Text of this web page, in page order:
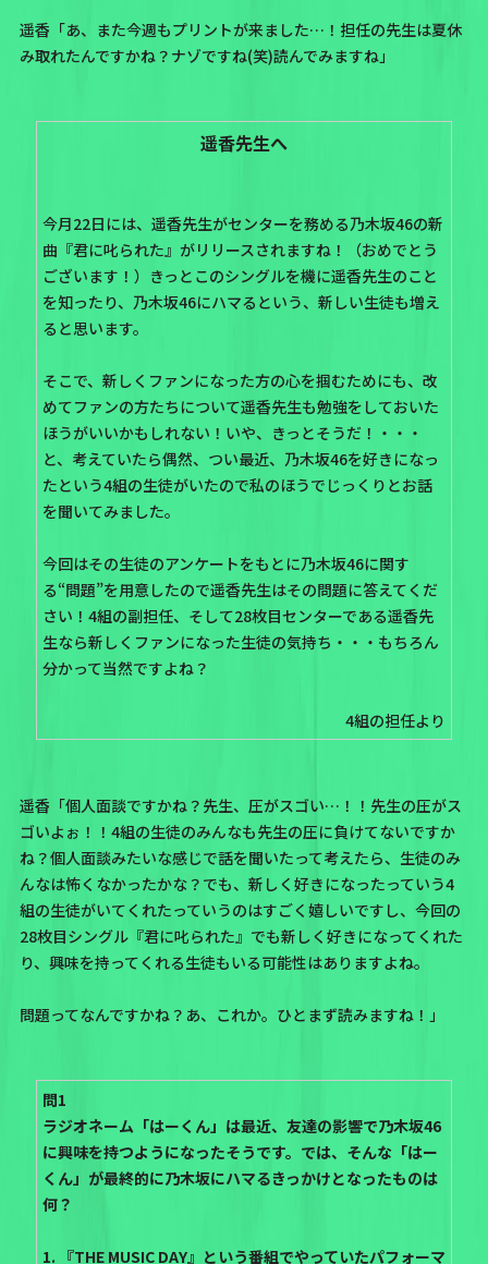
遥香「あ、また今週もプリントが来ました…！担任の先生は夏休
み取れたんですかね？ナゾですね(笑)読んでみますね」
遥香先生へ
今月22日には、遥香先生がセンターを務める乃木坂46の新
曲『君に叱られた』がリリースされますね！（おめでとう
ございます！）きっとこのシングルを機に遥香先生のこと
を知ったり、乃木坂46にハマるという、新しい生徒も増え
ると思います。
そこで、新しくファンになった方の心を掴むためにも、改
めてファンの方たちについて遥香先生も勉強をしておいた
ほうがいいかもしれない！いや、きっとそうだ！・・・
と、考えていたら偶然、つい最近、乃木坂46を好きになっ
たという4組の生徒がいたので私のほうでじっくりとお話
を聞いてみました。
今回はその生徒のアンケートをもとに乃木坂46に関す
る“問題”を用意したので遥香先生はその問題に答えてくだ
さい！4組の副担任、そして28枚目センターである遥香先
生なら新しくファンになった生徒の気持ち・・・もちろん
分かって当然ですよね？
4組の担任より
遥香「個人面談ですかね？先生、圧がスゴい…！！先生の圧がス
ゴいよぉ！！4組の生徒のみんなも先生の圧に負けてないですか
ね？個人面談みたいな感じで話を聞いたって考えたら、生徒のみ
んなは怖くなかったかな？でも、新しく好きになったっていう4
組の生徒がいてくれたっていうのはすごく嬉しいですし、今回の
28枚目シングル『君に叱られた』 でも新しく好きになってくれた
り、興味を持ってくれる生徒もいる可能性はありますよね。
問題ってなんですかね？あ、これか。ひとまず読みますね！」
問1
ラジオネーム「はーくん」は最近、友達の影響で乃木坂46
に興味を持つようになったそうです。では、そんな「はー
くん」が最終的に乃木坂にハマるきっかけとなったものは
何？
1. 『THE MUSIC DAY』という番組でやっていたパフォーマ